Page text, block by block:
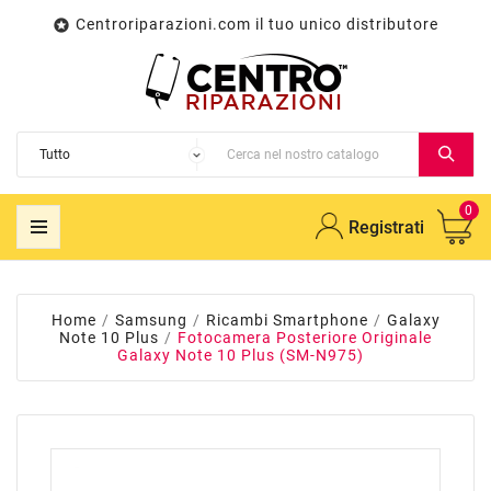
 Centroriparazioni.com il tuo unico distributore
Registrati
0
Home Samsung Ricambi Smartphone
Galaxy
Note 10 Plus
Fotocamera Posteriore Originale
Galaxy Note 10 Plus (SM-N975)